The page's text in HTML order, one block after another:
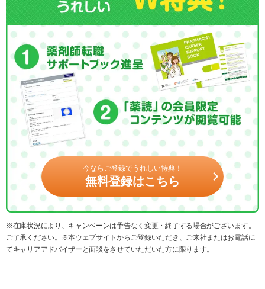
今ならご登録でうれしい特典！
無料登録はこちら
※在庫状況により、キャンペーンは予告なく変更・終了する場合がございます。
ご了承ください。※本ウェブサイトからご登録いただき、ご来社またはお電話に
てキャリアアドバイザーと面談をさせていただいた方に限ります。